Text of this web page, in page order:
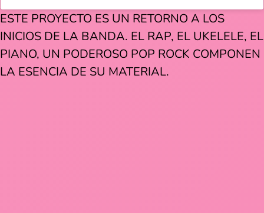
ESTE PROYECTO ES UN RETORNO A LOS
INICIOS DE LA BANDA. EL RAP, EL UKELELE, EL
PIANO, UN PODEROSO POP ROCK COMPONEN
LA ESENCIA DE SU MATERIAL.